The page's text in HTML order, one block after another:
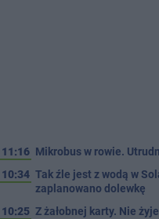
11:16 Mikrobus w rowie.
10:34 Tak źle jest z wodą w
zaplanowano dolewkę
10:25 Z żałobnej karty. Nie